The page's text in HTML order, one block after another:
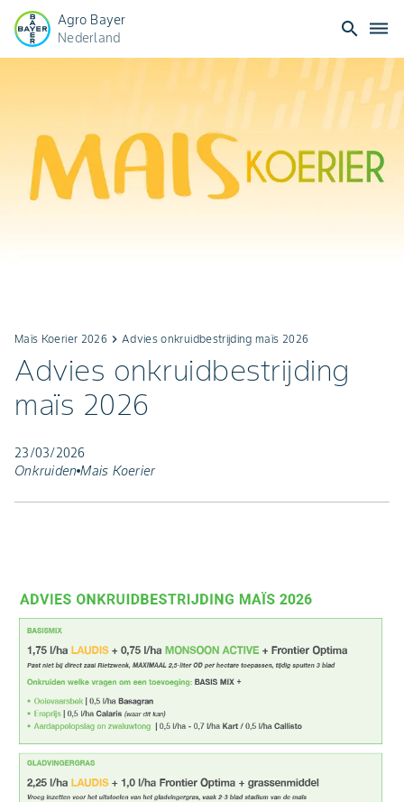
Agro Bayer
Nederland
search dehaze
Maïs Koerier 2026 keyboard_arrow_right Advies onkruidbestrijding maïs 2026
Advies onkruidbestrijding
maïs 2026
23/03/2026
Onkruiden Mais Koerier